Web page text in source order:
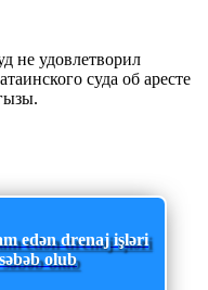
не удовлетворил
суда об аресте
edən drenaj işləri
olub